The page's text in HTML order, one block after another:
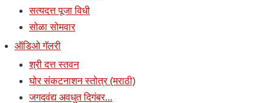
सत्यदत्त पूजा विधी
सोळा सोमवार
ऑडिओ गॅलरी
श्री दत्त स्तवन
घोर संकटनाशन स्तोत्र (मराठी)
जगदवंद्य अवधुत दिगंबर...